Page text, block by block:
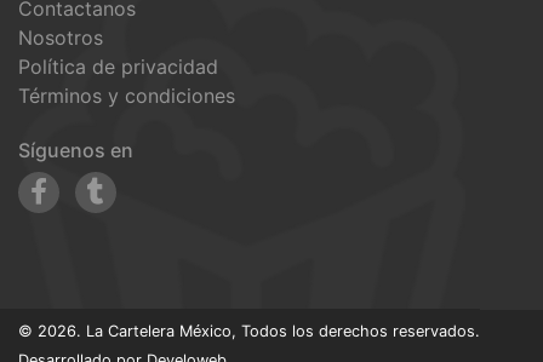
Contactanos
Nosotros
Política de privacidad
Términos y condiciones
Síguenos en
© 2026. La Cartelera México, Todos los derechos reservados.